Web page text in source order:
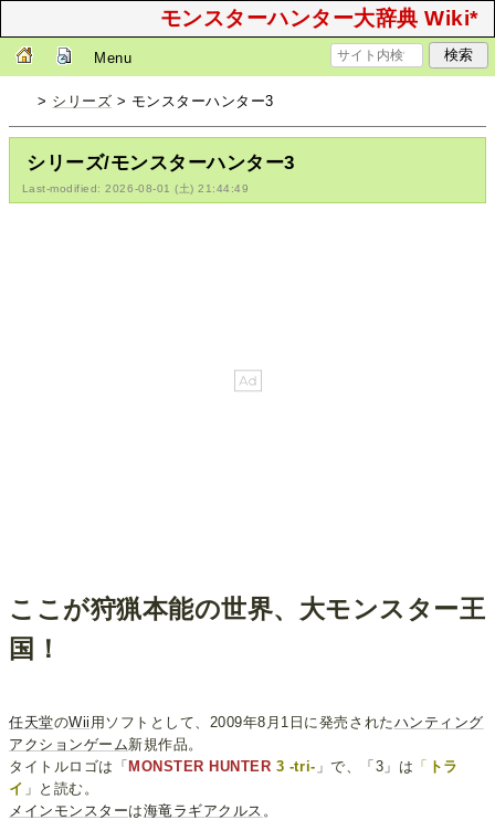
モンスターハンター大辞典 Wiki*
Menu
> シリーズ > モンスターハンター3
シリーズ/モンスターハンター3
Last-modified: 2026-08-01 (土) 21:44:49
ここが狩猟本能の世界、大モンスター王
国！
任天堂のWii 用ソフトとして、2009年8月1日に発売されたハンティング
アクションゲーム新規作品。
タイトルロゴは「MONSTER HUNTER 3 -tri- 」で、「3」は 「 トラ
イ 」と読む。
メインモンスターは海竜ラギアクルス 。